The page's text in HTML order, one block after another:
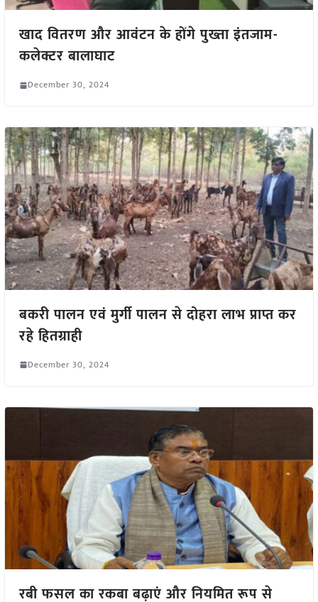
खाद वितरण और आवंटन के होंगे पुख्ता इंतजाम-
कलेक्टर बालाघाट
December 30, 2024
बकरी पालन एवं मुर्गी पालन से दोहरा लाभ प्राप्त कर
रहे हितग्राही
December 30, 2024
रबी फसल का रकबा बढ़ाएं और नियमित रूप से